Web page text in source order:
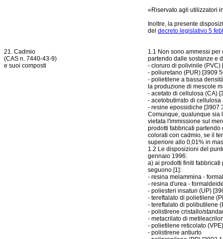
«Riservato agli utilizzatori
Inoltre, la presente
del decreto legislativo 5
21. Cadmio
1.1 Non sono ammessi
(CAS n. 7440-43-9)
partendo dalle sostanze e
e suoi composti
- cloruro di polivinile (PVC)
- poliuretano (PUR) [3909
- polietilene a bassa
la produzione di mescole
- acetato di cellulosa (CA)
- acetobutirrato di cellulosa
- resine epossidiche [3907
Comunque, qualunque sia
vietata l'immissione sul
prodotti fabbricati
colorati con cadmio, se il
superiore allo 0,01% in
1.2 Le disposizioni del
gennaio 1996:
a) ai prodotti finiti
seguono [1]:
- resina melammina -
- resina d'urea -
- poliesteri insaturi (UP)
- tereftalato di polietilene
- tereftalato di polibutilene
- polistirene cristallo/
- metacrilato di
- polietilene reticolato (VPE)
- polistirene antiurto